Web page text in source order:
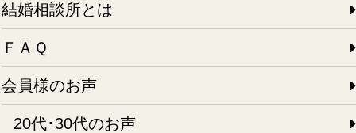
結婚相談所とは
ＦＡＱ
会員様のお声
20代･30代のお声